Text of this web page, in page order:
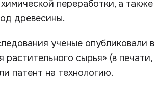
переработки, а также
древесины.
ученые опубликовали в
сырья» (в печати,
патент на технологию.